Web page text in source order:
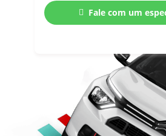
Fale com um